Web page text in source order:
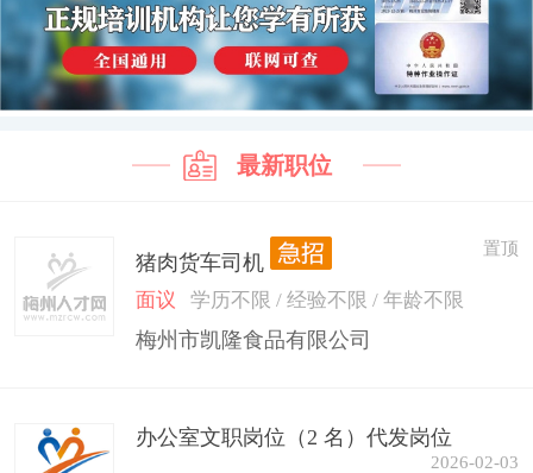
最新职位
猪肉货车司机
置顶
面议 学历不限 / 经验不限 / 年龄不限
梅州市凯隆食品有限公司
办公室文职岗位（2 名）代发岗位
2026-02-03